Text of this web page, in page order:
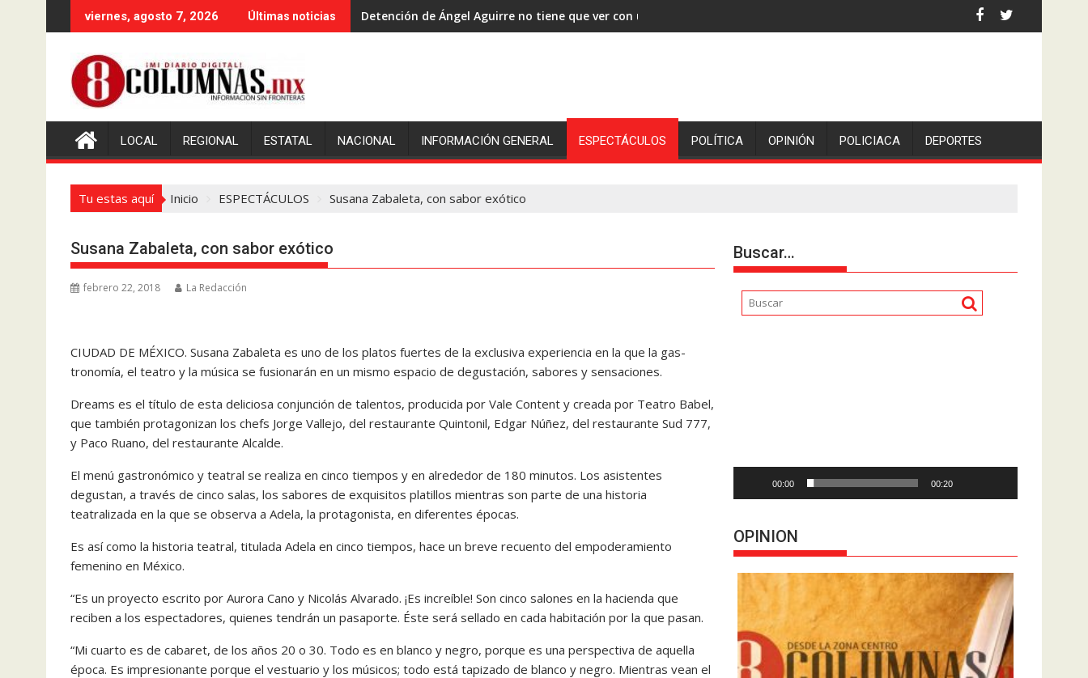
al
viernes, agosto 7, 2026 Últimas noticias Detención de Ángel Aguirre no tiene que ver con una tema político: Sheinbaum
LOCAL REGIONAL ESTATAL NACIONAL INFORMACIÓN GENERAL ESPECTÁCULOS POLÍTICA OPINIÓN POLICIACA DEPORTES
Tu estas aquí Inicio ESPECTÁCULOS Susana Zabaleta, con sabor exótico
Susana Zabaleta, con sabor exótico
febrero 22, 2018 La Redacción
CIUDAD DE MÉXICO. Susana Zabaleta es uno de los platos fuertes de la exclusiva experiencia en la que la gas­
tronomía, el teatro y la músi­ca se fusionarán en un mismo espacio de degustación, sabo­res y sensaciones.
Dreams es el título de esta deliciosa conjunción de talen­tos, producida por Vale Con­tent y creada por Teatro Babel,
que también protagonizan los chefs Jorge Vallejo, del restau­rante Quintonil, Edgar Núñez, del restaurante Sud 777,
y Paco Ruano, del restaurante Alcalde.
El menú gastronómi­co y teatral se realiza en cin­co tiempos y en alrededor de 180 minutos. Los asistentes
degustan, a través de cinco salas, los sabores de exquisi­tos platillos mientras son par­te de una historia
teatralizada en la que se observa a Adela, la protagonista, en diferentes épocas.
Es así como la historia tea­tral, titulada Adela en cinco tiempos, hace un breve re­cuento del empoderamiento
femenino en México.
“Es un proyecto escrito por Aurora Cano y Nicolás Alva­rado. ¡Es increíble! Son cinco salones en la hacienda que
reciben a los espectadores, quienes tendrán un pasapor­te. Éste será sellado en cada habitación por la que pasan.
“Mi cuarto es de cabaret, de los años 20 o 30. Todo es en blanco y negro, porque es una perspectiva de aquella
época. Es impresionante por­que el vestuario y los músicos; todo está tapizado de blanco y negro. Mientras vean el
Buscar…
00:00 00:20
OPINION